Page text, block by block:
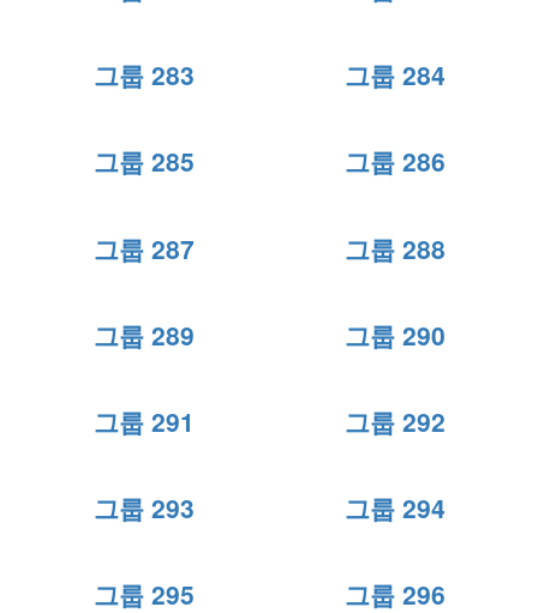
그룹 283 그룹 284
그룹 285 그룹 286
그룹 287 그룹 288
그룹 289 그룹 290
그룹 291 그룹 292
그룹 293 그룹 294
그룹 295 그룹 296